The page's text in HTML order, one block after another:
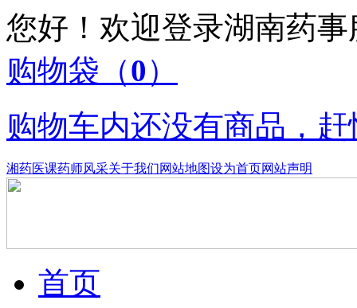
您好！欢迎登录湖南药
购物袋 （0）
购物车内还没有商品，
湘药医课药师风采关于我们网站地图设为首页网站声明
首页